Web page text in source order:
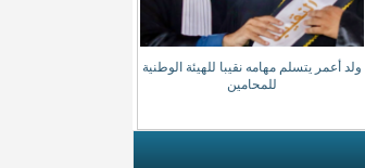
ولد أعمر يتسلم مهامه نقيبا للهيئة الوطنية
للمحامين